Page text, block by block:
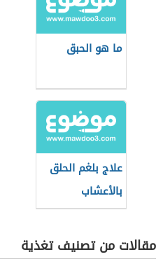
ما هو الحبق
علاج بلغم الحلق
بالأعشاب
مقالات من تصنيف تغذية